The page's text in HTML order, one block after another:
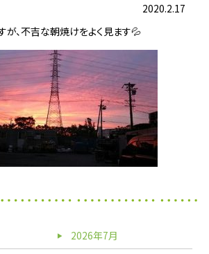
2020.2.17
、不吉な朝焼けをよく見ます💦
2026年7月